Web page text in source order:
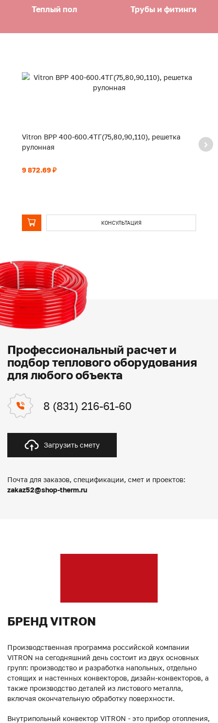
Теплый пол Трубы и фитинги
Vitron ВРР 400-600.4ТГ(75,80,90,110), решетка
рулонная
9 872.69 ₽
КОНСУЛЬТАЦИЯ
Профессиональный расчет и
подбор теплового оборудования
для любого объекта
8 (831) 216-61-60
Загрузить смету
Почта для заказов, спецификации, смет и проектов:
zakaz52@shop-therm.ru
БРЕНД VITRON
Производственная программа российской компании
VITRON на сегодняшний день состоит из двух основных
групп: производство и разработка напольных, отдельно
стоящих и настенных конвекторов, дизайн-конвекторов, а
также производство деталей из листового металла,
включая окончательную обработку поверхности.
Внутрипольный конвектор VITRON - это прибор отопления,